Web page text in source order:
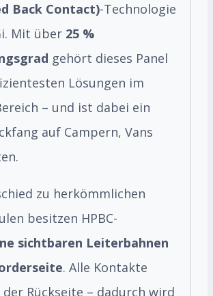
Back Contact)-Technologie
Mit über 25 %
gehört dieses Panel
Lösungen im
– und ist dabei ein
auf Campern, Vans
zu herkömmlichen
besitzen HPBC-
sichtbaren Leiterbahnen
. Alle Kontakte
Rückseite – dadurch wird